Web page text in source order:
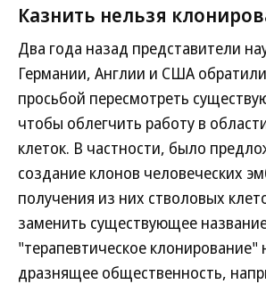
Казнить нельзя
Два года назад представители
Германии, Англии и США
просьбой пересмотреть
чтобы облегчить работу в
клеток. В частности, было
создание клонов человеческих
получения из них стволовых
заменить существующее
"терапевтическое
дразнящее общественность,